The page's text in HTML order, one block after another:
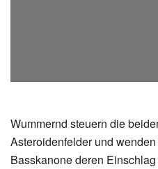
Wummernd steuern die
Asteroidenfelder und
Basskanone deren